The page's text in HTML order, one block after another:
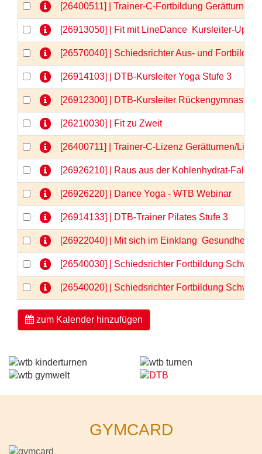
[26400511] | Trainer-C-Fortbildung Gerätturnen
[26913050] | Fit mit LineDance  Kursleiter-
[26570040] | Schiedsrichter Aus- und
[26914103] | DTB-Kursleiter Yoga Stufe 3
[26912300] | DTB-Kursleiter Rückengymnastik
[26210030] | Fit zu Zweit
[26400711] | Trainer-C-Lizenz Gerätturnen/
[26926210] | Raus aus der Kohlenhydrat-Falle
[26926220] | Dance Yoga - WTB Webinar
[26914133] | DTB-Trainer Pilates Stufe 3
[26922040] | Mit sich im Einklang  Gesundheit
[26540030] | Schiedsrichter Fortbildung
[26540020] | Schiedsrichter Fortbildung
zum Kalender hinzufügen
GYMCARD